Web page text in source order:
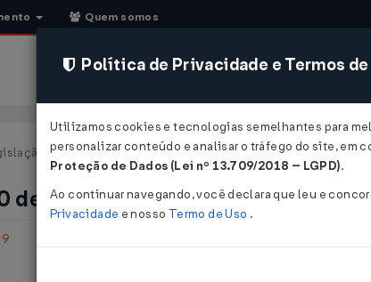
Quem somos
CONSULTORIA SISTEMAS
Federal
de 28/03/1979
Política de Privacidade e Termos de
Utilizamos cookies e tecnologias semelhantes para
personalizar conteúdo e analisar o tráfego do site, em
Proteção de Dados (Lei nº 13.709/2018 – LGPD).
Ao continuar navegando, você declara que leu e
Privacidade e nosso Termo de Uso .